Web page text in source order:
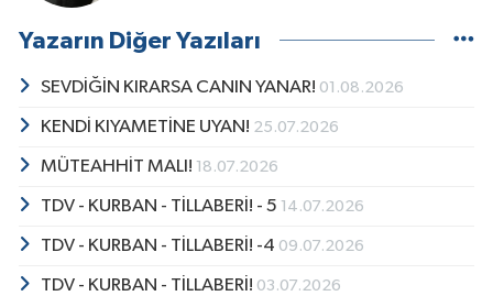
Yazarın Diğer Yazıları
SEVDİĞİN KIRARSA CANIN YANAR! 01.08.2026
KENDİ KIYAMETİNE UYAN! 25.07.2026
MÜTEAHHİT MALI! 18.07.2026
TDV - KURBAN - TİLLABERİ! - 5 14.07.2026
TDV - KURBAN - TİLLABERİ! -4 09.07.2026
TDV - KURBAN - TİLLABERİ! 03.07.2026